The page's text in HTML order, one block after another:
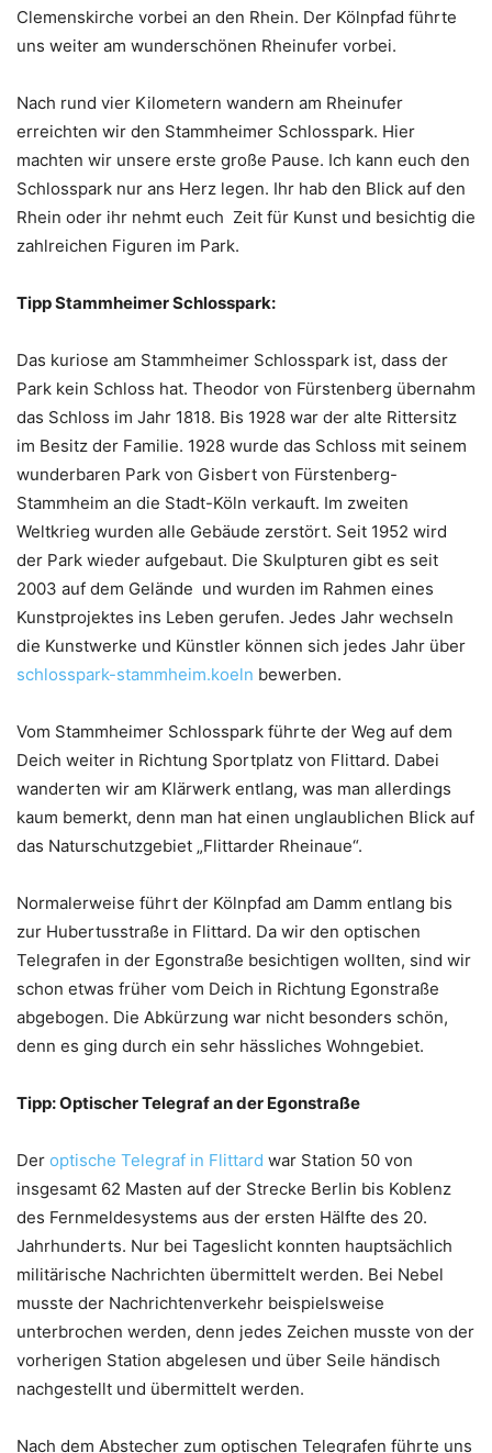
Clemenskirche vorbei an den Rhein. Der Kölnpfad führte
uns weiter am wunderschönen Rheinufer vorbei.
Nach rund vier Kilometern wandern am Rheinufer
erreichten wir den Stammheimer Schlosspark. Hier
machten wir unsere erste große Pause. Ich kann euch den
Schlosspark nur ans Herz legen. Ihr hab den Blick auf den
Rhein oder ihr nehmt euch Zeit für Kunst und besichtig die
zahlreichen Figuren im Park.
Tipp Stammheimer Schlosspark:
Das kuriose am Stammheimer Schlosspark ist, dass der
Park kein Schloss hat. Theodor von Fürstenberg übernahm
das Schloss im Jahr 1818. Bis 1928 war der alte Rittersitz
im Besitz der Familie. 1928 wurde das Schloss mit seinem
wunderbaren Park von Gisbert von Fürstenberg-
Stammheim an die Stadt-Köln verkauft. Im zweiten
Weltkrieg wurden alle Gebäude zerstört. Seit 1952 wird
der Park wieder aufgebaut. Die Skulpturen gibt es seit
2003 auf dem Gelände und wurden im Rahmen eines
Kunstprojektes ins Leben gerufen. Jedes Jahr wechseln
die Kunstwerke und Künstler können sich jedes Jahr über
schlosspark-stammheim.koeln bewerben.
Vom Stammheimer Schlosspark führte der Weg auf dem
Deich weiter in Richtung Sportplatz von Flittard. Dabei
wanderten wir am Klärwerk entlang, was man allerdings
kaum bemerkt, denn man hat einen unglaublichen Blick auf
das Naturschutzgebiet „Flittarder Rheinaue“.
Normalerweise führt der Kölnpfad am Damm entlang bis
zur Hubertusstraße in Flittard. Da wir den optischen
Telegrafen in der Egonstraße besichtigen wollten, sind wir
schon etwas früher vom Deich in Richtung Egonstraße
abgebogen. Die Abkürzung war nicht besonders schön,
denn es ging durch ein sehr hässliches Wohngebiet.
Tipp: Optischer Telegraf an der Egonstraße
Der optische Telegraf in Flittard war Station 50 von
insgesamt 62 Masten auf der Strecke Berlin bis Koblenz
des Fernmeldesystems aus der ersten Hälfte des 20.
Jahrhunderts. Nur bei Tageslicht konnten hauptsächlich
militärische Nachrichten übermittelt werden. Bei Nebel
musste der Nachrichtenverkehr beispielsweise
unterbrochen werden, denn jedes Zeichen musste von der
vorherigen Station abgelesen und über Seile händisch
nachgestellt und übermittelt werden.
Nach dem Abstecher zum optischen Telegrafen führte uns